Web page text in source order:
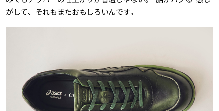
がして、それもまたおもしろいんです。